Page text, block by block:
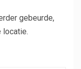
gebeurde,
locatie.